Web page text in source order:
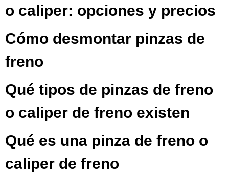
o caliper: opciones y precios
Cómo desmontar pinzas de
freno
Qué tipos de pinzas de freno
o caliper de freno existen
Qué es una pinza de freno o
caliper de freno